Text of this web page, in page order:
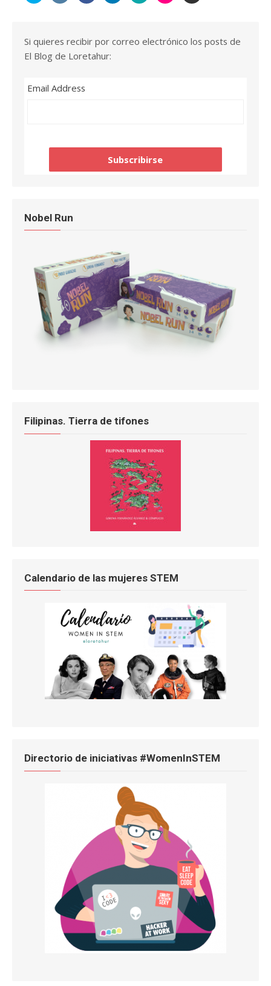
Si quieres recibir por correo electrónico los posts de
El Blog de Loretahur:
Email Address
Nobel Run
Filipinas. Tierra de tifones
Calendario de las mujeres STEM
Directorio de iniciativas #WomenInSTEM